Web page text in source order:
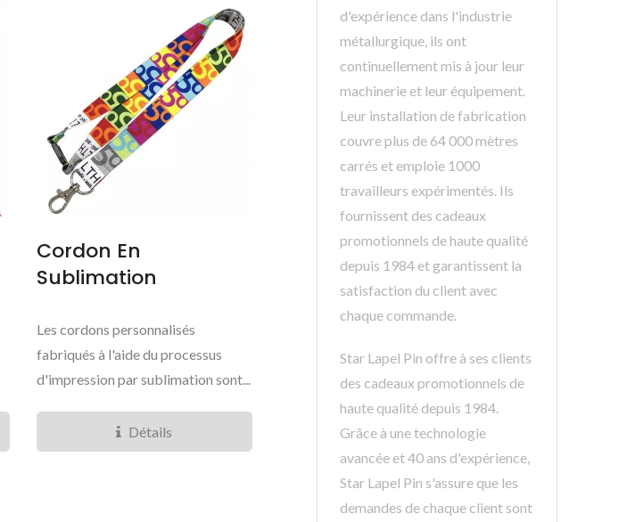
Cordon En
Sublimation
Les cordons personnalisés
fabriqués à l'aide du processus
d'impression par sublimation sont...
Détails
d'expérience dans l'industrie
métallurgique, ils ont
continuellement mis à jour leur
machinerie et leur équipement.
Leur installation de fabrication
couvre plus de 64 000 mètres
carrés et emploie 1000
travailleurs expérimentés. Ils
fournissent des cadeaux
promotionnels de haute qualité
depuis 1984 et garantissent la
satisfaction du client avec
chaque commande.
Star Lapel Pin offre à ses clients
des cadeaux promotionnels de
haute qualité depuis 1984.
Grâce à une technologie
avancée et 40 ans d'expérience,
Star Lapel Pin s'assure que les
demandes de chaque client sont